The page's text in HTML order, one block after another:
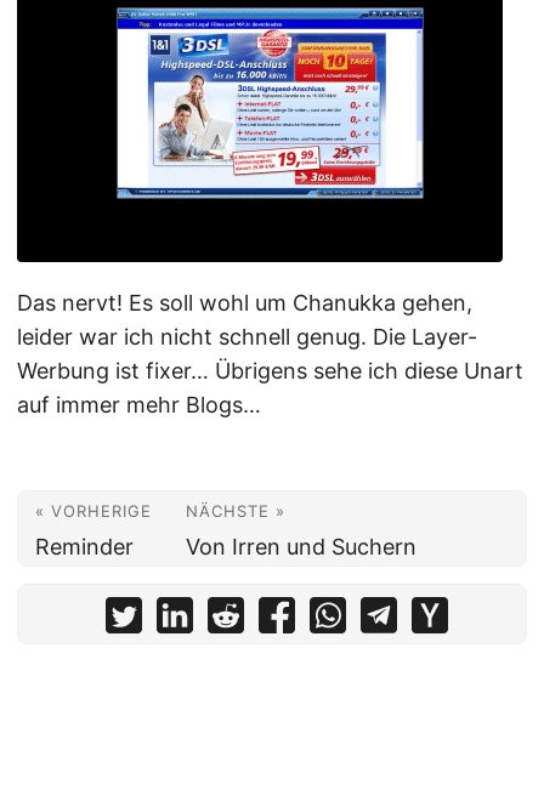
Das nervt! Es soll wohl um Chanukka gehen,
leider war ich nicht schnell genug. Die Layer-
Werbung ist fixer… Übrigens sehe ich diese Unart
auf immer mehr Blogs…
« VORHERIGE
Reminder
NÄCHSTE »
Von Irren und Suchern